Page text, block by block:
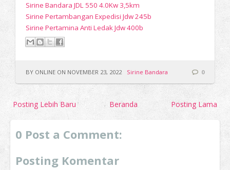
Sirine Bandara JDL 550 4.0Kw 3,5km
Sirine Pertambangan Expedisi Jdw 245b
Sirine Pertamina Anti Ledak Jdw 400b
BY ONLINE ON NOVEMBER 23, 2022 Sirine Bandara 0
Posting Lebih Baru Posting Lama
Beranda
0 Post a Comment:
Posting Komentar